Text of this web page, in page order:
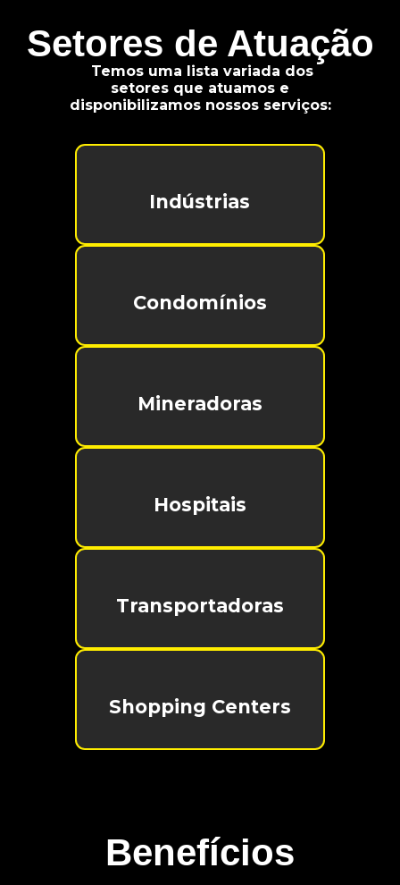
Setores de Atuação
Temos uma lista variada dos
setores que atuamos e
disponibilizamos nossos serviços:
Indústrias
Condomínios
Mineradoras
Hospitais
Transportadoras
Shopping Centers
Benefícios